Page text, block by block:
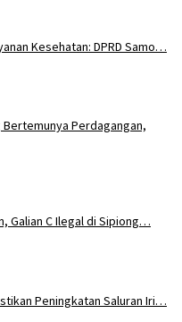
Kesehatan: DPRD Samo…
Bertemunya Perdagangan,
Galian C Ilegal di Sipiong…
Peningkatan Saluran Iri…